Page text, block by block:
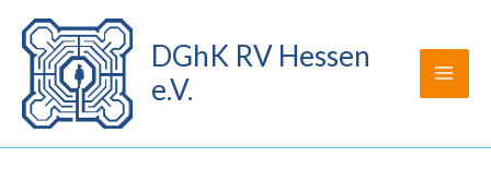
Zum
Inhalt
springen
DGhK RV Hessen
e.V.